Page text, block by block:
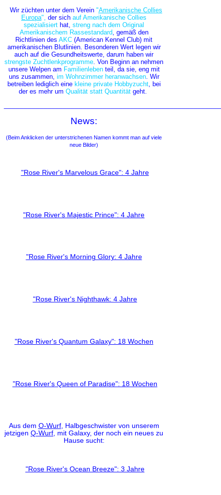
Wir züchten unter dem Verein "Amerikanische Collies
Europa", der sich auf Amerikanische Collies
spezialisiert hat, streng nach dem Original
Amerikanischem Rassestandard , gemäß den
Richtlinien des AKC (American Kennel Club) mit
amerikanischen Blutlinien. Besonderen Wert legen wir
auch auf die Gesundheitswerte, darum haben wir
strengste Zuchtlenkprogramme . Von Beginn an nehmen
unsere Welpen am Familienleben teil, da sie, eng mit
uns zusammen, im Wohnzimmer heranwachsen. Wir
betreiben lediglich eine kleine private Hobbyzucht, bei
der es mehr um Qualität statt Quantität geht.
News:
(Beim Anklicken der unterstrichenen Namen kommt man auf viele
neue Bilder)
"Rose River's Marvelous Grace": 4 Jahre
"Rose River's Majestic Prince": 4 Jahre
"Rose River's Morning Glory: 4 Jahre
"Rose River's Nighthawk: 4 Jahre
"Rose River's Quantum Galaxy": 18 Wochen
"Rose River's Queen of Paradise": 18 Wochen
Aus dem O-Wurf, Halbgeschwister von unserem
jetzigen Q-Wurf, mit Galaxy, der noch ein neues zu
Hause sucht:
"Rose River's Ocean Breeze": 3 Jahre